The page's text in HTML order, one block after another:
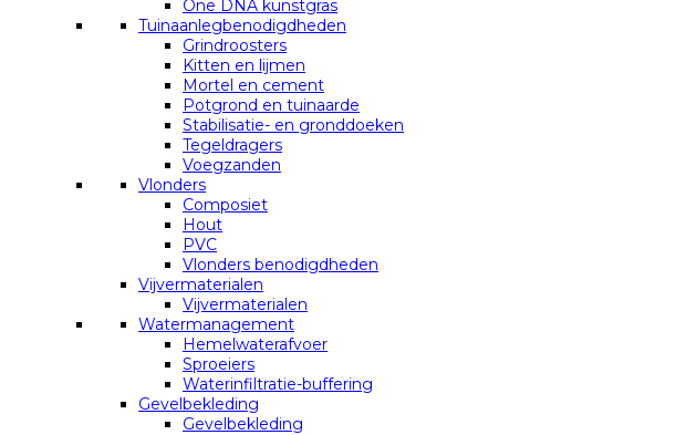
One DNA kunstgras
Tuinaanlegbenodigdheden
Grindroosters
Kitten en lijmen
Mortel en cement
Potgrond en tuinaarde
Stabilisatie- en gronddoeken
Tegeldragers
Voegzanden
Vlonders
Composiet
Hout
PVC
Vlonders benodigdheden
Vijvermaterialen
Vijvermaterialen
Watermanagement
Hemelwaterafvoer
Sproeiers
Waterinfiltratie-buffering
Gevelbekleding
Gevelbekleding